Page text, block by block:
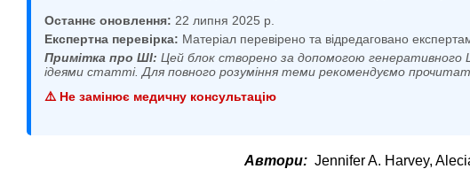
Останнє оновлення: 22 липня 2025 р.
Експертна перевірка: Матеріал перевірено та відредаговано
Примітка про ШІ: Цей блок створено за допомогою генеративного
ідеями статті. Для повного розуміння теми рекомендуємо
⚠️ Не замінює медичну консультацію
Автори: Jennifer A. Harvey,